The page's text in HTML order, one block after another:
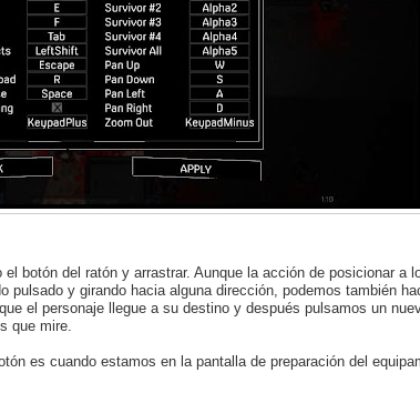
botón del ratón y arrastrar. Aunque la acción de posicionar a
pulsado y girando hacia alguna dirección, podemos también
el personaje llegue a su destino y después pulsamos un
que mire.
es cuando estamos en la pantalla de preparación del